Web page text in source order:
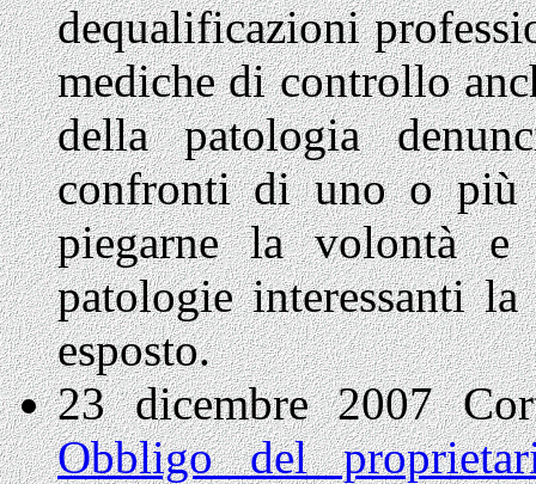
dequalificazioni
mediche di controllo
della patologia
confronti di uno o più
piegarne la volontà
patologie interessanti
esposto.
23 dicembre 2007
Obbligo del